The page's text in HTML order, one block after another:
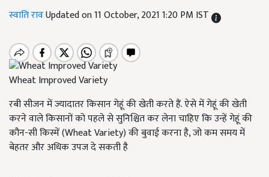
स्वाति रावUpdated on 11 October, 2021 1:20 PM IST
Wheat Improved Variety
रबी सीजन में ज्यादातर किसान गेहूं की खेती करते हैं. ऐसे में गेहूं की खेती
करने वाले किसानों को पहले से सुनिश्चित कर लेना चाहिए कि उन्हें गेहूं की
कौन-सी किस्में (Wheat Variety) की बुवाई करना है, जो कम समय में
बेहतर और अधिक उपज दे सकती है